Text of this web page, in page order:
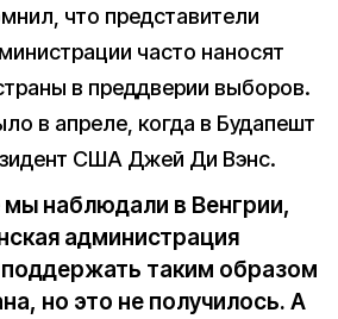
что представители
часто наносят
в преддверии выборов.
в апреле, когда в Будапешт
США Джей Ди Вэнс.
наблюдали в Венгрии,
администрация
таким образом
но это не получилось. А